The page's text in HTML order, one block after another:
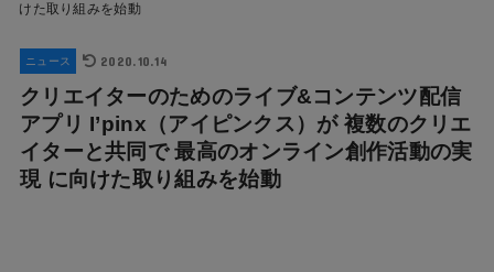
けた取り組みを始動
ニュース 2020.10.14
クリエイターのためのライブ&コンテンツ配信
アプリ I’pinx（アイピンクス）が 複数のクリエ
イターと共同で 最高のオンライン創作活動の実
現 に向けた取り組みを始動